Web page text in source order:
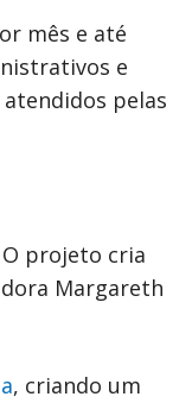
mês e até
e
pelas
O projeto cria
Margareth
, criando um